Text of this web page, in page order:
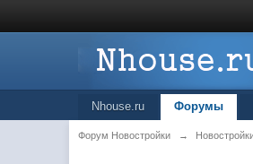
Nhouse.ru Форумы
Форум Новостройки →